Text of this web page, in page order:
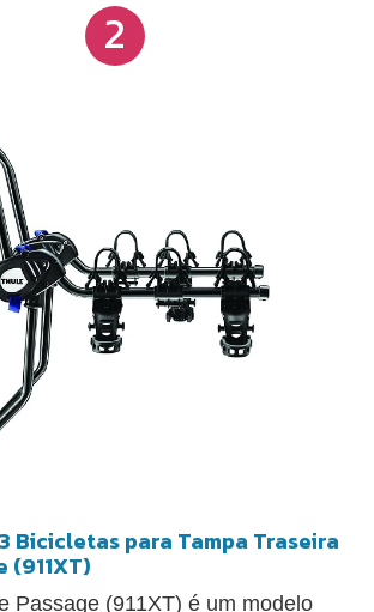
as leis brasileiras.
2
Bicicletas para Tampa Traseira
(911XT)
Passage (911XT) é um modelo